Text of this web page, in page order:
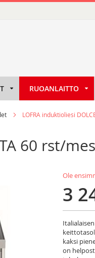
RUOANLAITTO
LOFRA induktioliesi
60 rst/
Ole
3
Italialaisen
kaksi
on